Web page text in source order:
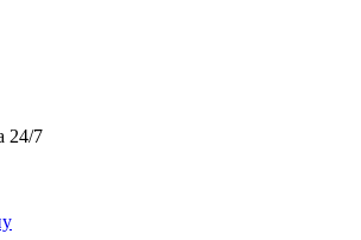
24/7